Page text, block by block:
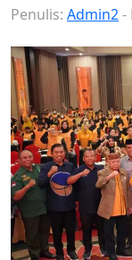
Penulis: Admin2-